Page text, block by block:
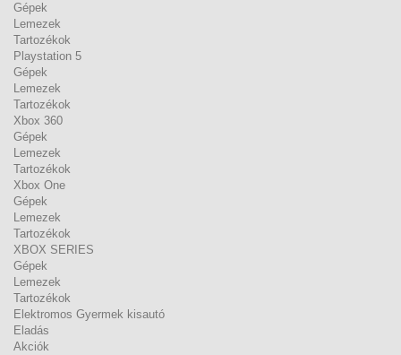
Gépek
Lemezek
Tartozékok
Playstation 5
Gépek
Lemezek
Tartozékok
Xbox 360
Gépek
Lemezek
Tartozékok
Xbox One
Gépek
Lemezek
Tartozékok
XBOX SERIES
Gépek
Lemezek
Tartozékok
Elektromos Gyermek kisautó
Eladás
Akciók